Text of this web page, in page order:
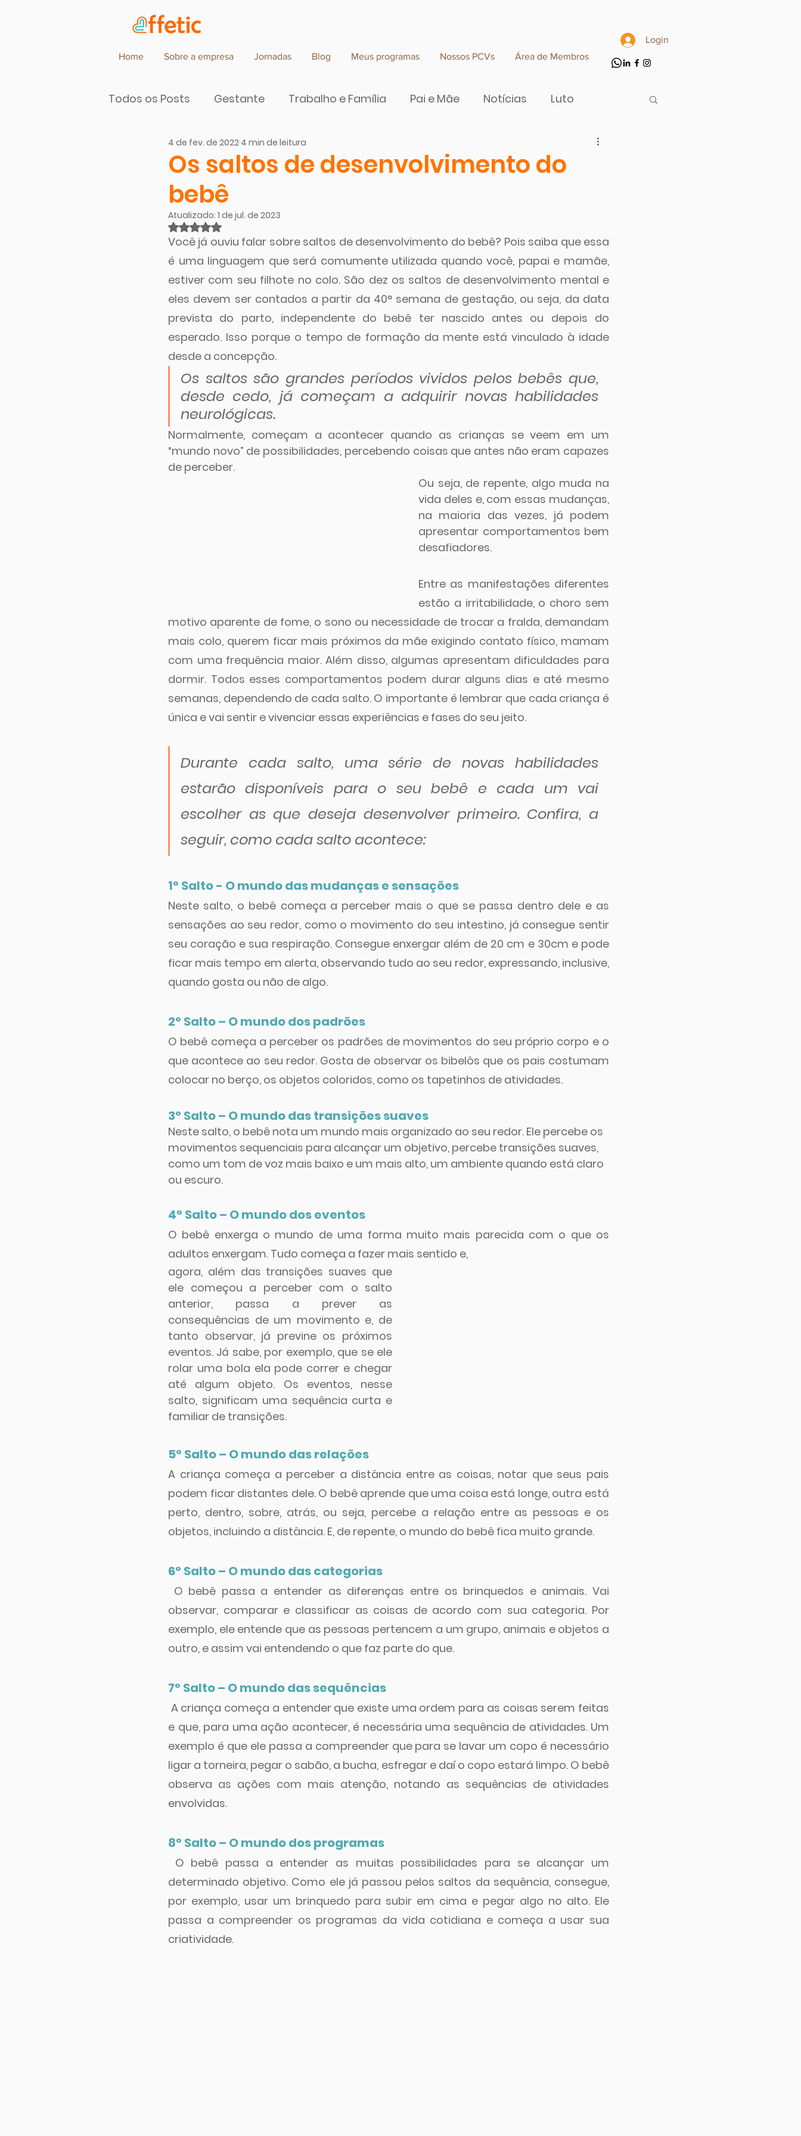
Home Sobre a empresa Jornadas Blog Meus programas Nossos PCVs Área de Membros
Login
Todos os Posts Gestante Trabalho e Família Pai e Mãe Notícias Luto
Parceiros de Cocriação de valor
Os saltos de desenvolvimento do
bebê
4 de fev. de 2022 4 min de leitura
Atualizado: 1 de jul. de 2023
Avaliado com NaN de 5 estrelas.
Você já ouviu falar sobre saltos de desenvolvimento do bebê? Pois saiba que essa
é uma linguagem que será comumente utilizada quando você, papai e mamãe,
estiver com seu filhote no colo. São dez os saltos de desenvolvimento mental e
eles devem ser contados a partir da 40° semana de gestação, ou seja, da data
prevista do parto, independente do bebê ter nascido antes ou depois do
esperado. Isso porque o tempo de formação da mente está vinculado à idade
desde a concepção.
Os saltos são grandes períodos vividos pelos bebês que,
desde cedo, já começam a adquirir novas habilidades
neurológicas.
Normalmente, começam a acontecer quando as crianças se veem em um
“mundo novo” de possibilidades, percebendo coisas que antes não eram capazes
de perceber.
Ou seja, de repente, algo muda na
vida deles e, com essas mudanças,
na maioria das vezes, já podem
apresentar comportamentos bem
desafiadores.
Entre as manifestações diferentes
estão a irritabilidade, o choro sem
motivo aparente de fome, o sono ou necessidade de trocar a fralda, demandam
mais colo, querem ficar mais próximos da mãe exigindo contato físico, mamam
com uma frequência maior. Além disso, algumas apresentam dificuldades para
dormir. Todos esses comportamentos podem durar alguns dias e até mesmo
semanas, dependendo de cada salto. O importante é lembrar que cada criança é
única e vai sentir e vivenciar essas experiências e fases do seu jeito.
Durante cada salto, uma série de novas habilidades
estarão disponíveis para o seu bebê e cada um vai
escolher as que deseja desenvolver primeiro. Confira, a
seguir, como cada salto acontece:
1° Salto - O mundo das mudanças e sensações
Neste salto, o bebê começa a perceber mais o que se passa dentro dele e as
sensações ao seu redor, como o movimento do seu intestino, já consegue sentir
seu coração e sua respiração. Consegue enxergar além de 20 cm e 30cm e pode
ficar mais tempo em alerta, observando tudo ao seu redor, expressando, inclusive,
quando gosta ou não de algo.
2° Salto – O mundo dos padrões
O bebê começa a perceber os padrões de movimentos do seu próprio corpo e o
que acontece ao seu redor. Gosta de observar os bibelôs que os pais costumam
colocar no berço, os objetos coloridos, como os tapetinhos de atividades.
3° Salto – O mundo das transições suaves
Neste salto, o bebê nota um mundo mais organizado ao seu redor. Ele percebe os
movimentos sequenciais para alcançar um objetivo, percebe transições suaves,
como um tom de voz mais baixo e um mais alto, um ambiente quando está claro
ou escuro.
4° Salto – O mundo dos eventos
O bebê enxerga o mundo de uma forma muito mais parecida com o que os
adultos enxergam. Tudo começa a fazer mais sentido e,
agora, além das transições suaves que
ele começou a perceber com o salto
anterior, passa a prever as
consequências de um movimento e, de
tanto observar, já previne os próximos
eventos. Já sabe, por exemplo, que se ele
rolar uma bola ela pode correr e chegar
até algum objeto. Os eventos, nesse
salto, significam uma sequência curta e
familiar de transições.
5° Salto – O mundo das relações
A criança começa a perceber a distância entre as coisas, notar que seus pais
podem ficar distantes dele. O bebê aprende que uma coisa está longe, outra está
perto, dentro, sobre, atrás, ou seja, percebe a relação entre as pessoas e os
objetos, incluindo a distância. E, de repente, o mundo do bebê fica muito grande.
6° Salto – O mundo das categorias
O bebê passa a entender as diferenças entre os brinquedos e animais. Vai
observar, comparar e classificar as coisas de acordo com sua categoria. Por
exemplo, ele entende que as pessoas pertencem a um grupo, animais e objetos a
outro, e assim vai entendendo o que faz parte do que.
7° Salto – O mundo das sequências
A criança começa a entender que existe uma ordem para as coisas serem feitas
e que, para uma ação acontecer, é necessária uma sequência de atividades. Um
exemplo é que ele passa a compreender que para se lavar um copo é necessário
ligar a torneira, pegar o sabão, a bucha, esfregar e daí o copo estará limpo. O bebê
observa as ações com mais atenção, notando as sequências de atividades
envolvidas.
8° Salto – O mundo dos programas
O bebê passa a entender as muitas possibilidades para se alcançar um
determinado objetivo. Como ele já passou pelos saltos da sequência, consegue,
por exemplo, usar um brinquedo para subir em cima e pegar algo no alto. Ele
passa a compreender os programas da vida cotidiana e começa a usar sua
criatividade.